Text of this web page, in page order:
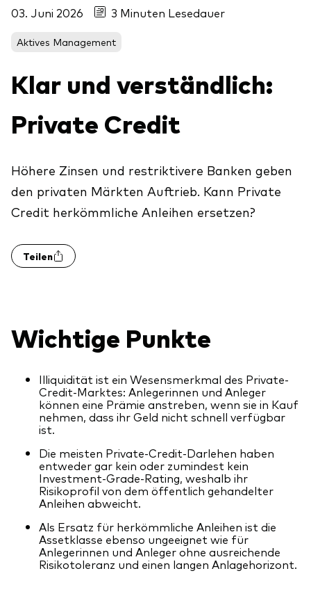
Aktien
ESG / SRI
ETFs
Indexfonds
LifeStrategy
Modellportfolios
Multi-asset
Money market
Fondsdokumente und Richtlinien
Index-Exposure-Analyse
Erfolgreiche Unternehmensführung
Kundenbeziehungen
Investment Know how
Ihr Wissenshub: Studien & Analysen
Dokumente, die Vertrauen schaffen
Über Vanguard
Kontakt
Betrugsprävention
03. Juni 2026 3 Minuten Lesedauer
Aktives Management
Klar und verständlich:
Private Credit
Höhere Zinsen und restriktivere Banken geben
den privaten Märkten Auftrieb. Kann Private
Credit herkömmliche Anleihen ersetzen?
Teilen
Wichtige Punkte
Illiquidität ist ein Wesensmerkmal des Private-
Credit-Marktes: Anlegerinnen und Anleger
können eine Prämie anstreben, wenn sie in Kauf
nehmen, dass ihr Geld nicht schnell verfügbar
ist.
Die meisten Private-Credit-Darlehen haben
entweder gar kein oder zumindest kein
Investment-Grade-Rating, weshalb ihr
Risikoprofil von dem öffentlich gehandelter
Anleihen abweicht.
Als Ersatz für herkömmliche Anleihen ist die
Assetklasse ebenso ungeeignet wie für
Anlegerinnen und Anleger ohne ausreichende
Risikotoleranz und einen langen Anlagehorizont.